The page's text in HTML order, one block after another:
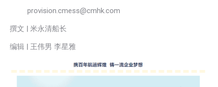
provision.cmess@cmhk.com
撰文 | 米永清船长
编辑 | 王伟男 李星雅